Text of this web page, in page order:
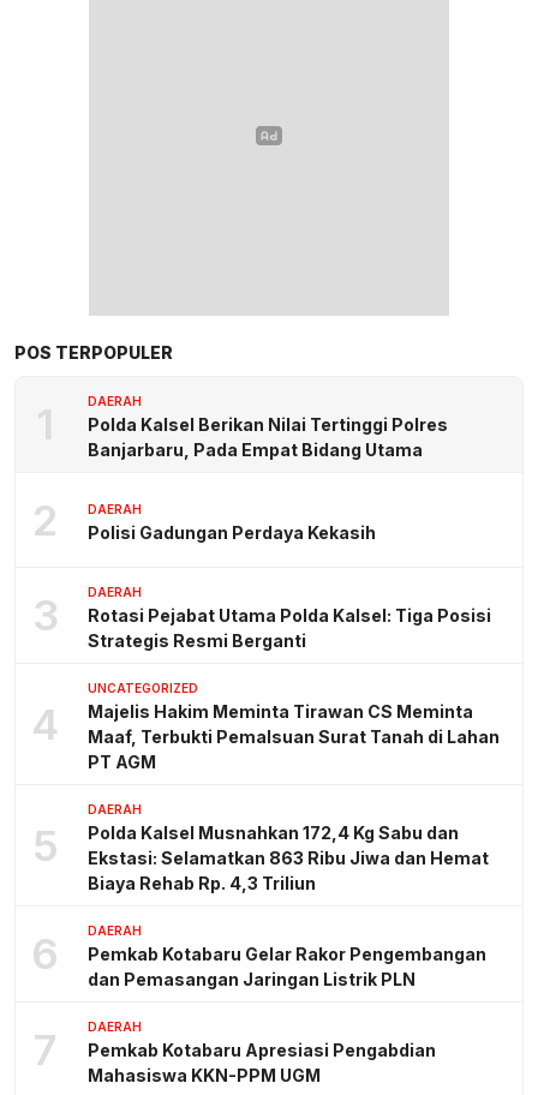
POS TERPOPULER
1 DAERAH
Polda Kalsel Berikan Nilai Tertinggi Polres
Banjarbaru, Pada Empat Bidang Utama
2 DAERAH
Polisi Gadungan Perdaya Kekasih
3 DAERAH
Rotasi Pejabat Utama Polda Kalsel: Tiga Posisi
Strategis Resmi Berganti
4
UNCATEGORIZED
Majelis Hakim Meminta Tirawan CS Meminta
Maaf, Terbukti Pemalsuan Surat Tanah di Lahan
PT AGM
5
DAERAH
Polda Kalsel Musnahkan 172,4 Kg Sabu dan
Ekstasi: Selamatkan 863 Ribu Jiwa dan Hemat
Biaya Rehab Rp. 4,3 Triliun
6 DAERAH
Pemkab Kotabaru Gelar Rakor Pengembangan
dan Pemasangan Jaringan Listrik PLN
7 DAERAH
Pemkab Kotabaru Apresiasi Pengabdian
Mahasiswa KKN-PPM UGM